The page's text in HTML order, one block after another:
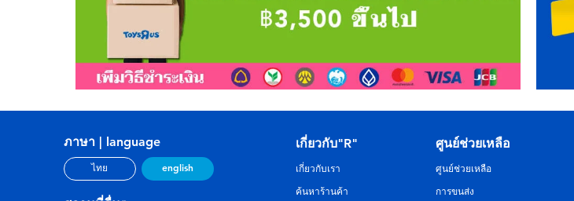
ภาษา | language
ไทย english
เกี่ยวกับ"R"
เกี่ยวกับเรา
ค้นหาร้านค้า
ศูนย์ช่วยเหลือ
ศูนย์ช่วยเหลือ
การขนส่ง